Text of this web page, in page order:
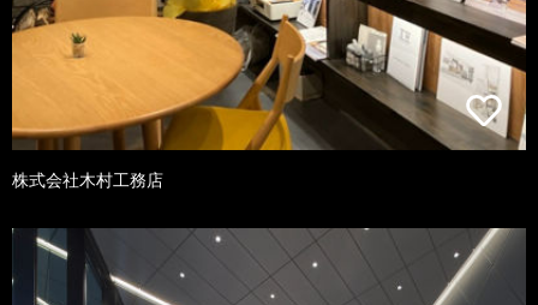
株式会社木村工務店